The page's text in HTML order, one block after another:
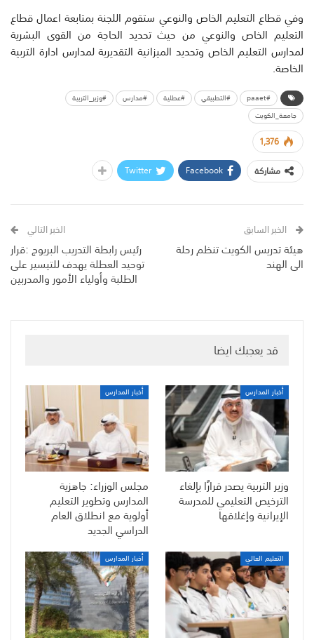
وفي قطاع التعليم الخاص والنوعي ستقوم اللجنة بمتابعة اعمال قطاع
التعليم الخاص والنوعي من حيث تحديد الحاجة من القوى البشرية
لمدارس التعليم الخاص وتحديد الميزانية التقديرية لمدارس ادارة التربية
الخاصة.
#paaet #التطبيقي #عطلية #مدارس
#وزير_التربية
جامعة_الكويت
1,376
مشاركة
Facebook
Twitter
الخبر السابق
هيئة تدريس الكويت تنظم رحلة
الى الهند
الخبر التالي
رئيس رابطة التدريب البريوج :قرار
توحيد العطلة يهدف للتيسير على
الطلبة وأولياء الأمور والمدربين
قد يعجبك ايضا
أخبار المدارس
وزير التربية يصدر قرارًا بإلغاء
الترخيص التعليمي للمدرسة
الإيرانية وإغلاقها
أخبار المدارس
مجلس الوزراء: جاهزية
المدارس وتطوير التعليم
أولوية مع انطلاق العام
الدراسي الجديد
التعليم العالي أخبار المدارس